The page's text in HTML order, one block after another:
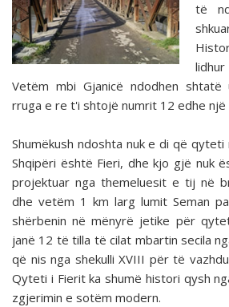
të
Vetëm mbi Gjanicë ndodhen
rruga e re t'i shtojë numrit 12 edhe
Shumëkush ndoshta nuk e di që
Shqipëri është Fieri, dhe kjo gjë nuk
projektuar nga themeluesit e tij në
dhe vetëm 1 km larg lumit Seman
shërbenin në mënyrë jetike për
janë 12 të tilla të cilat mbartin secila
që nis nga shekulli XVIII për të
Qyteti i Fierit ka shumë histori qysh
zgjerimin e sotëm modern.